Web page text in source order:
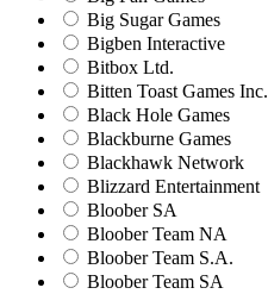
Big Sugar Games
Bigben Interactive
Bitbox Ltd.
Bitten Toast Games Inc.
Black Hole Games
Blackburne Games
Blackhawk Network
Blizzard Entertainment
Bloober SA
Bloober Team NA
Bloober Team S.A.
Bloober Team SA